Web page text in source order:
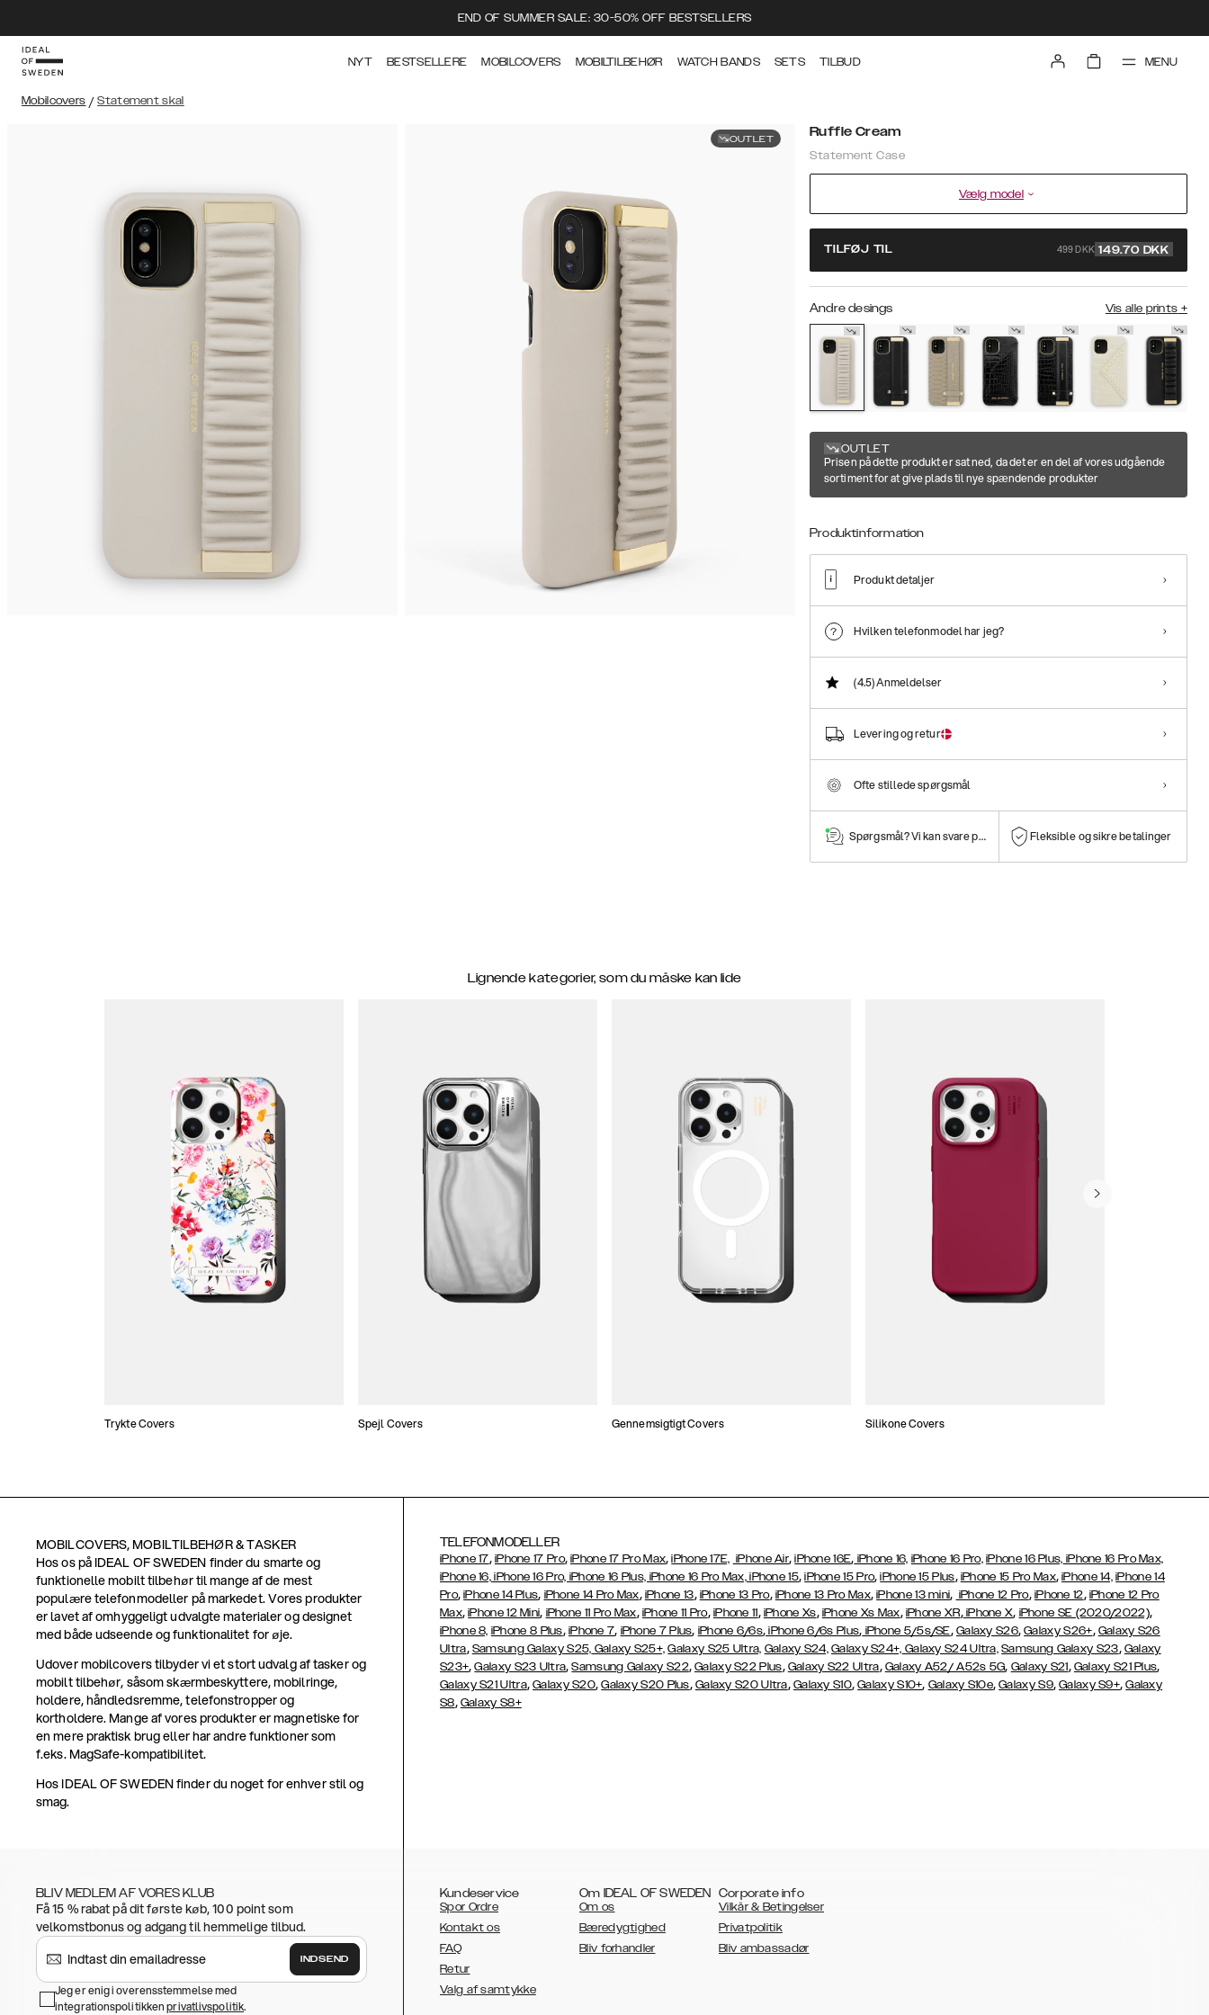
END OF SUMMER SALE: 30-50% OFF BESTSELLERS
NYT BESTSELLERE MOBILCOVERS MOBILTILBEHØR WATCH BANDS SETS TILBUD MENU
Mobilcovers / Statement skal
OUTLET Ruffle Cream
Statement Case
Vælg model
TILFØJ TIL 499 DKK 149.70 DKK
Andre desings Vis alle prints +
OUTLET
Prisen på dette produkt er sat ned, da det er en del af vores udgående
sortiment for at give plads til nye spændende produkter
Produktinformation
Produkt detaljer
Hvilken telefonmodel har jeg?
(4.5)Anmeldelser
Levering og retur
Ofte stillede spørgsmål
Spørgsmål? Vi kan svare på dem! Fleksible og sikre betalinger
Lignende kategorier, som du måske kan lide
Trykte Covers Spejl Covers Gennemsigtigt Covers Silikone Covers
MOBILCOVERS, MOBILTILBEHØR & TASKER
Hos os på IDEAL OF SWEDEN finder du smarte og
funktionelle mobilt tilbehør til mange af de mest
populære telefonmodeller på markedet. Vores produkter
er lavet af omhyggeligt udvalgte materialer og designet
med både udseende og funktionalitet for øje.
Udover mobilcovers tilbyder vi et stort udvalg af tasker og
mobilt tilbehør, såsom skærmbeskyttere, mobilringe,
holdere, håndledsremme, telefonstropper og
kortholdere. Mange af vores produkter er magnetiske for
en mere praktisk brug eller har andre funktioner som
f.eks. MagSafe-kompatibilitet.
Hos IDEAL OF SWEDEN finder du noget for enhver stil og
smag.
TELEFONMODELLER
iPhone 17, iPhone 17 Pro,iPhone 17 Pro Max,iPhone 17E, iPhone Air,iPhone 16E, iPhone 16, iPhone 16 Pro, iPhone 16 Plus, iPhone 16 Pro Max,
iPhone 16, iPhone 16 Pro, iPhone 16 Plus, iPhone 16 Pro Max, iPhone 15,iPhone 15 Pro,iPhone 15 Plus, iPhone 15 Pro Max,iPhone 14, iPhone 14
Pro,iPhone 14 Plus, iPhone 14 Pro Max, iPhone 13, iPhone 13 Pro, iPhone 13 Pro Max,iPhone 13 mini, iPhone 12 Pro, iPhone 12, iPhone 12 Pro
Max,iPhone 12 Mini, iPhone 11 Pro Max, iPhone 11 Pro, iPhone 11, iPhone Xs, iPhone Xs Max, iPhone XR,iPhone X, iPhone SE (2020/2022),
iPhone 8, iPhone 8 Plus, iPhone 7, iPhone 7 Plus, iPhone 6/6s, iPhone 6/6s Plus, iPhone 5/5s/SE, Galaxy S26,Galaxy S26+, Galaxy S26
Ultra, Samsung Galaxy S25, Galaxy S25+, Galaxy S25 Ultra, Galaxy S24, Galaxy S24+, Galaxy S24 Ultra, Samsung Galaxy S23, Galaxy
S23+,Galaxy S23 Ultra,Samsung Galaxy S22,Galaxy S22 Plus, Galaxy S22 Ultra, Galaxy A52/ A52s 5G, Galaxy S21, Galaxy S21 Plus,
Galaxy S21 Ultra,Galaxy S20,Galaxy S20 Plus, Galaxy S20 Ultra, Galaxy S10,Galaxy S10+, Galaxy S10e,Galaxy S9,Galaxy S9+,Galaxy
S8, Galaxy S8+
BLIV MEDLEM AF VORES KLUB
Få 15 % rabat på dit første køb, 100 point som
velkomstbonus og adgang til hemmelige tilbud.
INDSEND
Jeg er enig i overensstemmelse med
integrationspolitikkenprivatlivspolitik.
Kundeservice
Spor Ordre
Kontakt os
FAQ
Retur
Valg af samtykke
Om IDEAL OF SWEDEN
Om os
Bæredygtighed
Bliv forhandler
Corporate info
Vilkår & Betingelser
Privatpolitik
Bliv ambassadør